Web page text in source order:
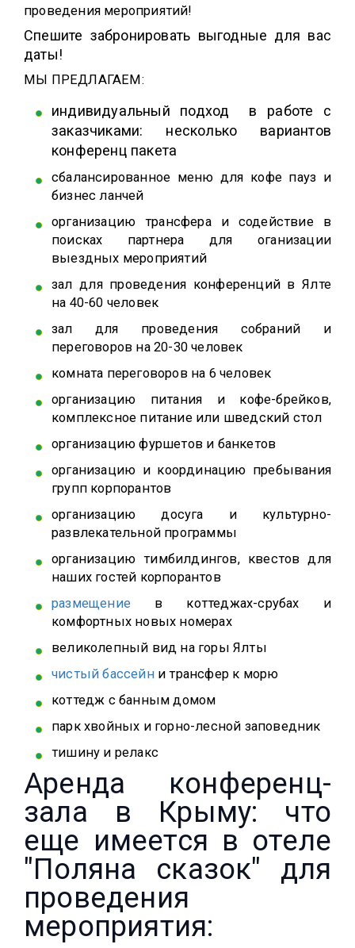
проведения мероприятий!
Спешите забронировать выгодные для вас
даты!
МЫ ПРЕДЛАГАЕМ:
индивидуальный подход в работе с
заказчиками: несколько вариантов
конференц пакета
сбалансированное меню для кофе пауз и
бизнес ланчей
организацию трансфера и содействие в
поисках партнера для оганизации
выездных мероприятий
зал для проведения конференций в Ялте
на 40-60 человек
зал для проведения собраний и
переговоров на 20-30 человек
комната переговоров на 6 человек
организацию питания и кофе-брейков,
комплексное питание или шведский стол
организацию фуршетов и банкетов
организацию и координацию пребывания
групп корпорантов
организацию досуга и культурно-
развлекательной программы
организацию тимбилдингов, квестов для
наших гостей корпорантов
размещениев коттеджах-срубах и
комфортных новых номерах
великолепный вид на горы Ялты
чистый бассейни трансфер к морю
коттедж с банным домом
парк хвойных и горно-лесной заповедник
тишину и релакс
Аренда конференц-
зала в Крыму: ч​то
еще имеется в отеле
"Поляна сказок" для
проведения
мероприятия: